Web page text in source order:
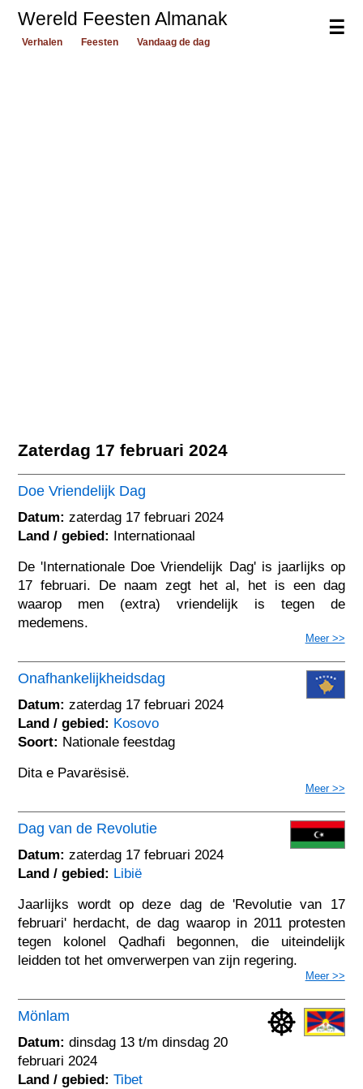
☰
Wereld Feesten Almanak
Verhalen Feesten Vandaag de dag
Zaterdag 17 februari 2024
Doe Vriendelijk Dag
Datum: zaterdag 17 februari 2024
Land / gebied: Internationaal
De 'Internationale Doe Vriendelijk Dag' is jaarlijks op
17 februari. De naam zegt het al, het is een dag
waarop men (extra) vriendelijk is tegen de
medemens.
Meer >>
Onafhankelijkheidsdag
Datum: zaterdag 17 februari 2024
Land / gebied: Kosovo
Soort: Nationale feestdag
Dita e Pavarësisë.
Meer >>
Dag van de Revolutie
Datum: zaterdag 17 februari 2024
Land / gebied: Libië
Jaarlijks wordt op deze dag de 'Revolutie van 17
februari' herdacht, de dag waarop in 2011 protesten
tegen kolonel Qadhafi begonnen, die uiteindelijk
leidden tot het omverwerpen van zijn regering.
Meer >>
Mönlam
Datum: dinsdag 13 t/m dinsdag 20
februari 2024
Land / gebied: Tibet